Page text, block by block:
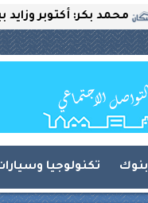
بكر: أكتوبر وزايد بين
بنوك تكنولوجيا